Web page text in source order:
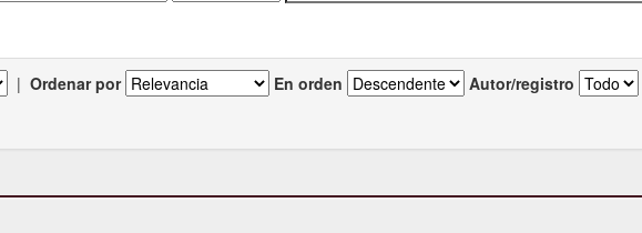
| Ordenar por En orden Autor/registro